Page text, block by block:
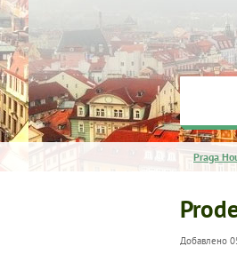
Praga
Добавлено